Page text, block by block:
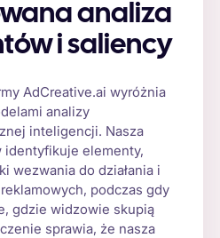
i saliency
AdCreative.ai wyróżnia
analizy
inteligencji. Nasza
identyfikuje elementy,
wezwania do działania i
podczas gdy
gdzie widzowie skupią
sprawia, że nasza